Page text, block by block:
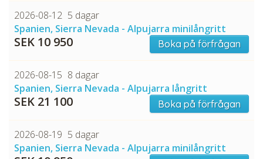
CHECK tmpVideoPath=!
2026-08-12 5 dagar
Spanien, Sierra Nevada - Alpujarra minilångritt
SEK 10 950 Boka på förfrågan
2026-08-15 8 dagar
Spanien, Sierra Nevada - Alpujarra långritt
SEK 21 100 Boka på förfrågan
2026-08-19 5 dagar
Spanien, Sierra Nevada - Alpujarra minilångritt